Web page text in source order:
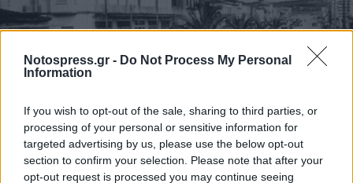
Notospress.gr - Do Not Process My Personal
Information
If you wish to opt-out of the sale, sharing to third parties, or
processing of your personal or sensitive information for
targeted advertising by us, please use the below opt-out
section to confirm your selection. Please note that after your
opt-out request is processed you may continue seeing